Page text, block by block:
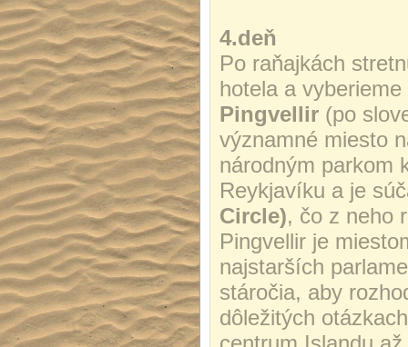
4.deň
Po raňajkách
hotela a
Pingvellir (po
významné miesto
národným parkom
Reykjavíku a je
Circle), čo z neho
Pingvellir je
najstarších
stáročia, aby
dôležitých